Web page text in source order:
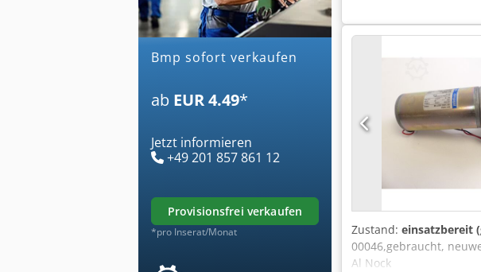
bmp sofort verkaufen
ab EUR 4.49*
Jetzt informieren
+49 201 857 861 12
provisionsfrei verkaufen
*pro Inserat/Monat Zustand: einsatzbereit
00046,gebraucht,
Al Nock